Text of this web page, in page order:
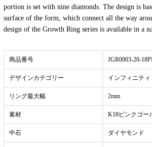
portion is set with nine diamonds. The design is
surface of the form, which connect all the way
design of the Growth Ring series is available in a
商品番号 JGR0003-20-
デザインカテゴリー インフィニティ
リング最大幅 2mm
素材 K18ピンクゴー
中石 ダイヤモンド